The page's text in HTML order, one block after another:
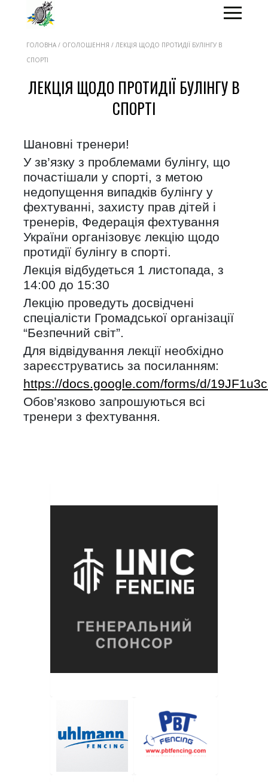
ГОЛОВНА / ОГОЛОШЕННЯ / ЛЕКЦІЯ ЩОДО ПРОТИДІЇ БУЛІНГУ В
СПОРТІ
ЛЕКЦІЯ ЩОДО ПРОТИДІЇ БУЛІНГУ В
СПОРТІ
Шановні тренери!
У зв’язку з проблемами булінгу, що
почастішали у спорті, з метою
недопущення випадків булінгу у
фехтуванні, захисту прав дітей і
тренерів, Федерація фехтування
України організовує лекцію щодо
протидії булінгу в спорті.
Лекція відбудеться 1 листопада, з
14:00 до 15:30
Лекцію проведуть досвідчені
спеціалісти Громадської організації
“Безпечний світ”.
Для відвідування лекції необхідно
зареєструватись за посиланням:
https://docs.google.com/forms/d/
Обов’язково запрошуються всі
тренери з фехтування.